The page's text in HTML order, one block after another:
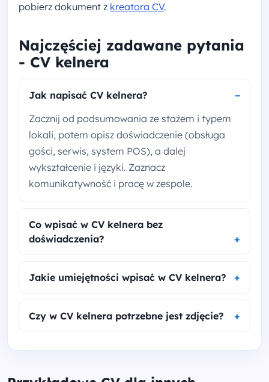
pobierz dokument z kreatora CV.
Najczęściej zadawane pytania
- CV kelnera
Jak napisać CV kelnera?
Zacznij od podsumowania ze stażem i typem
lokali, potem opisz doświadczenie (obsługa
gości, serwis, system POS), a dalej
wykształcenie i języki. Zaznacz
komunikatywność i pracę w zespole.
Co wpisać w CV kelnera bez
doświadczenia?
Jakie umiejętności wpisać w CV kelnera?
Czy w CV kelnera potrzebne jest zdjęcie?